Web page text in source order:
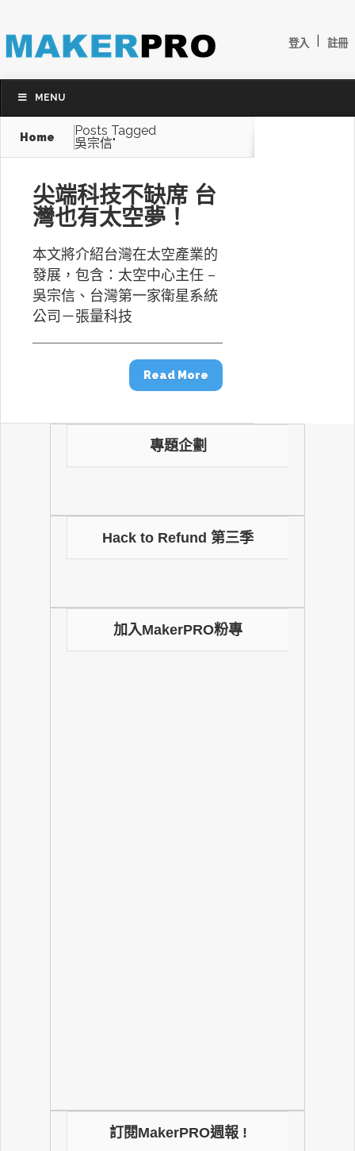
登入 註冊
MENU
Home
Posts Tagged
吳宗信"
尖端科技不缺席 台
灣也有太空夢！
本文將介紹台灣在太空產業的
發展，包含：太空中心主任 –
吳宗信、台灣第一家衛星系統
公司－張量科技
Read More
專題企劃
Hack to Refund 第三季
加入MakerPRO粉專
訂閱MakerPRO週報 !